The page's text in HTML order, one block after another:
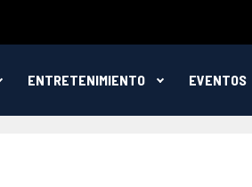
ENTRETENIMIENTO EVENTOS